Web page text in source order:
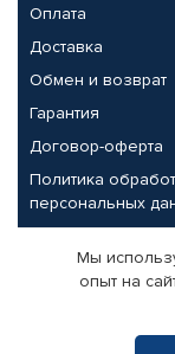
Оплата
Доставка
Обмен и возврат
Гарантия
Договор-оферта
Политика
персональных
Партнерам
Корпоративным
Поставщикам
Мы
опыт на